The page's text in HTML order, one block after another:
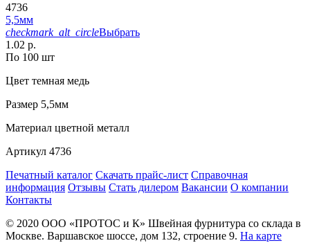
4736
5,5мм
checkmark_alt_circleВыбрать
1.02 р.
По 100 шт
Цвет темная медь
Размер 5,5мм
Материал цветной металл
Артикул 4736
Печатный каталог Скачать прайс-лист Справочная
информация Отзывы Стать дилером Вакансии О компании
Контакты
© 2020 ООО «ПРОТОС и К» Швейная фурнитура со склада в
Москве. Варшавское шоссе, дом 132, строение 9. На карте